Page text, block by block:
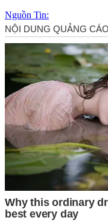
Nguồn Tin: